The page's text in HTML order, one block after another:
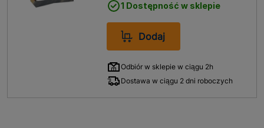
1 Dostępność w sklepie
Dodaj
Odbiór w sklepie w ciągu 2h
Dostawa w ciągu 2 dni roboczych